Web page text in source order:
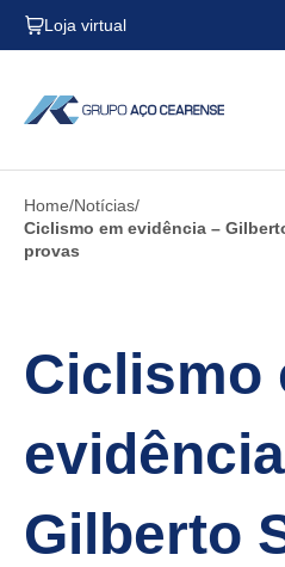
Loja virtual
Home Notícias
Ciclismo em evidência –
provas
Ciclismo
Gilberto